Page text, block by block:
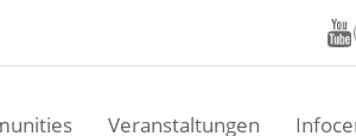
Veranstaltungen